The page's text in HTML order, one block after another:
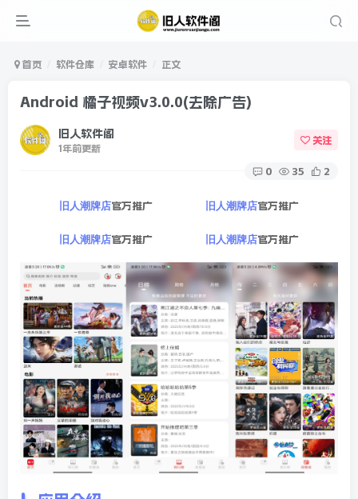
首页 软件仓库 安卓软件 正文
Android 橘子视频v3.0.0(去除广告)
旧人软件阁
1年前更新
关注
0 35 2
旧人潮牌店官方推广 旧人潮牌店官方推广
旧人潮牌店官方推广 旧人潮牌店官方推广